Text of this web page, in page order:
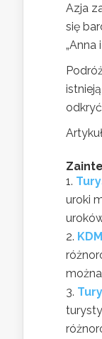
Azja
się
„Anna
uroki
można